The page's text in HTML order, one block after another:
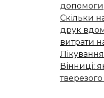
допомоги
Скільки
друк
витрати
Вінниці: